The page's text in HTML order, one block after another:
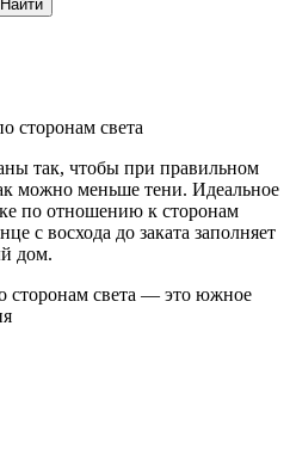
сторонам света
так, чтобы при правильном
можно меньше тени. Идеальное
по отношению к сторонам
с восхода до заката заполняет
дом.
сторонам света — это южное